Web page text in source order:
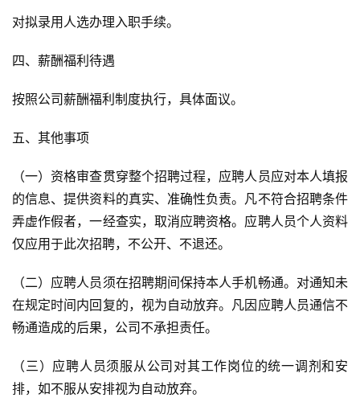
对拟录用人选办理入职手续。
四、薪酬福利待遇
按照公司薪酬福利制度执行，具体面议。
五、其他事项
（一）资格审查贯穿整个招聘过程，应聘人员应对本人填报
的信息、提供资料的真实、准确性负责。凡不符合招聘条件
弄虚作假者，一经查实，取消应聘资格。应聘人员个人资料
仅应用于此次招聘，不公开、不退还。
（二）应聘人员须在招聘期间保持本人手机畅通。对通知未
在规定时间内回复的，视为自动放弃。凡因应聘人员通信不
畅通造成的后果，公司不承担责任。
（三）应聘人员须服从公司对其工作岗位的统一调剂和安
排，如不服从安排视为自动放弃。